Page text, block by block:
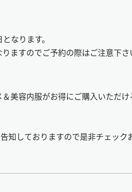
なります。
ますのでご予約の際はご注意下さ
美容内服がお得にご購入いただ
知しておりますので是非チェッ